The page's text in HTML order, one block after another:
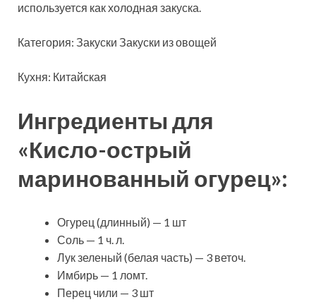
используется как холодная закуска.
Категория: Закуски Закуски из овощей
Кухня: Китайская
Ингредиенты для
«Кисло-острый
маринованный огурец»:
Огурец (длинный) — 1 шт
Соль — 1 ч. л.
Лук зеленый (белая часть) — 3 веточ.
Имбирь — 1 ломт.
Перец чили — 3 шт